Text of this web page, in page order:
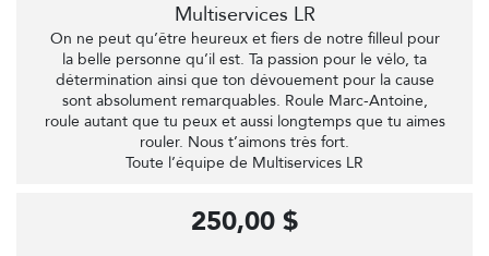
Multiservices LR
On ne peut qu’être heureux et fiers de notre filleul pour
la belle personne qu’il est. Ta passion pour le vélo, ta
détermination ainsi que ton dévouement pour la cause
sont absolument remarquables. Roule Marc-Antoine,
roule autant que tu peux et aussi longtemps que tu aimes
rouler. Nous t’aimons très fort.
Toute l’équipe de Multiservices LR
250,00 $